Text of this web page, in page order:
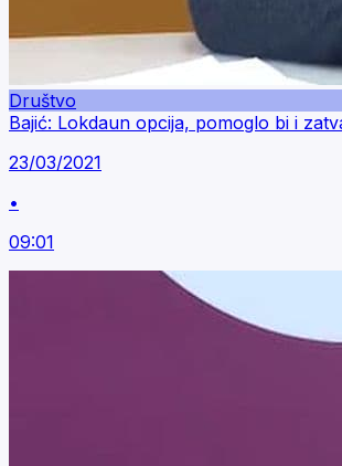
Društvo
Bajić: Lokdaun opcija, pomoglo bi i
23/03/2021
•
09:01